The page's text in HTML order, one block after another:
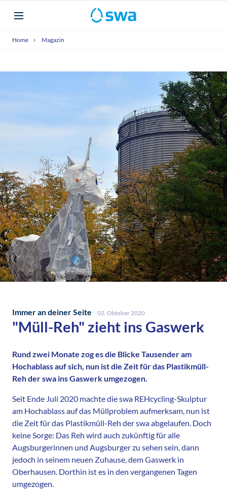
Home Magazin
Immer an deiner Seite 02. Oktober 2020
"Müll-Reh" zieht ins Gaswerk
Rund zwei Monate zog es die Blicke Tausender am
Hochablass auf sich, nun ist die Zeit für das Plastikmüll-
Reh der swa ins Gaswerk umgezogen.
Seit Ende Juli 2020 machte die swa REHcycling-Skulptur
am Hochablass auf das Müllproblem aufmerksam, nun ist
die Zeit für das Plastikmüll-Reh der swa abgelaufen. Doch
keine Sorge: Das Reh wird auch zukünftig für alle
Augsburgerinnen und Augsburger zu sehen sein, dann
jedoch in seinem neuen Zuhause, dem Gaswerk in
Oberhausen. Dorthin ist es in den vergangenen Tagen
umgezogen.